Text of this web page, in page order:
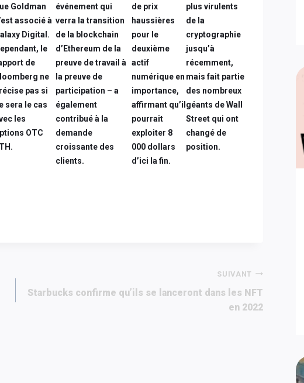
Goldman
associé à
Digital.
le
de
ne
pas si
sera le cas
les
OTC
événement qui
verra la transition
de la blockchain
d’Ethereum de la
preuve de travail à
la preuve de
participation – a
également
contribué à la
demande
croissante des
clients.
de prix
haussières
pour le
deuxième
actif
numérique en
importance,
affirmant qu’il
pourrait
exploiter 8
000 dollars
d’ici la fin.
plus virulents
de la
cryptographie
jusqu’à
récemment,
mais fait partie
des nombreux
géants de Wall
Street qui ont
changé de
position.
SUIVANT
Starbucks confirme qu’ils se lanceront dans les NFT
en 2022